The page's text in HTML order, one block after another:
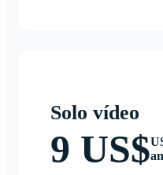
Solo vídeo
9 US$